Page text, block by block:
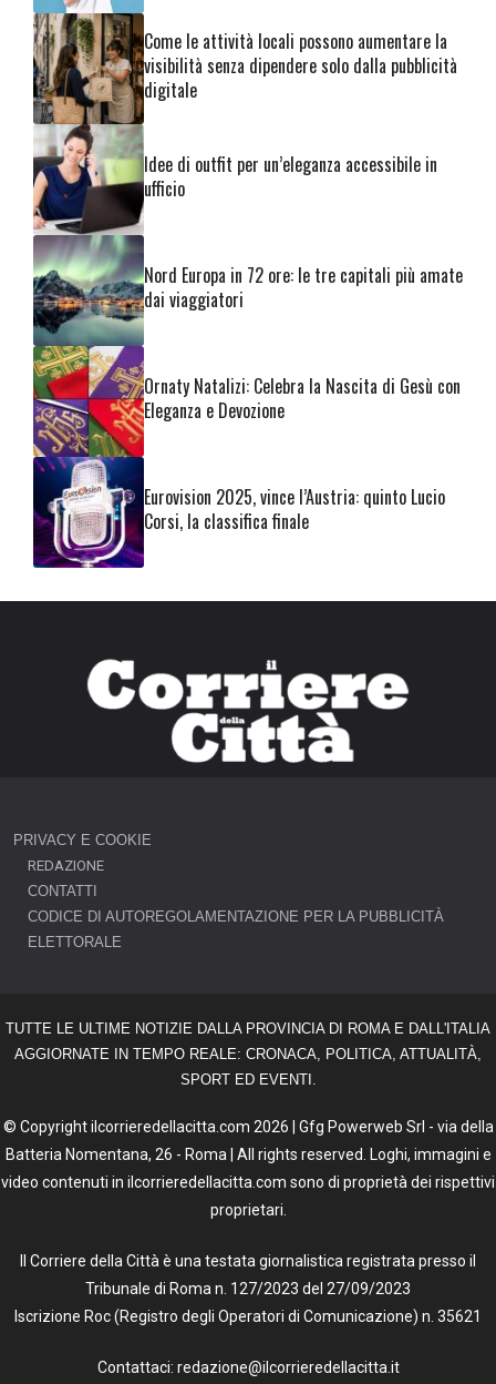
Come le attività locali possono aumentare la
visibilità senza dipendere solo dalla pubblicità
digitale
Idee di outfit per un’eleganza accessibile in
ufficio
Nord Europa in 72 ore: le tre capitali più amate
dai viaggiatori
Ornaty Natalizi: Celebra la Nascita di Gesù con
Eleganza e Devozione
Eurovision 2025, vince l’Austria: quinto Lucio
Corsi, la classifica finale
PRIVACY E COOKIE
REDAZIONE
CONTATTI
CODICE DI AUTOREGOLAMENTAZIONE PER LA PUBBLICITÀ
ELETTORALE
TUTTE LE ULTIME NOTIZIE DALLA PROVINCIA DI ROMA E DALL'ITALIA
AGGIORNATE IN TEMPO REALE: CRONACA, POLITICA, ATTUALITÀ,
SPORT ED EVENTI.
© Copyright ilcorrieredellacitta.com 2026 | Gfg Powerweb Srl - via della
Batteria Nomentana, 26 - Roma | All rights reserved. Loghi, immagini e
video contenuti in ilcorrieredellacitta.com sono di proprietà dei rispettivi
proprietari.
Il Corriere della Città è una testata giornalistica registrata presso il
Tribunale di Roma n. 127/2023 del 27/09/2023
Iscrizione Roc (Registro degli Operatori di Comunicazione) n. 35621
Contattaci: redazione@ilcorrieredellacitta.it